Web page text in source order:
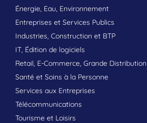
Énergie, Eau, Environnement
Entreprises et Services Publics
Industries, Construction et BTP
IT, Édition de logiciels
Retail, E-Commerce, Grande Distribution
Santé et Soins à la Personne
Services aux Entreprises
Télécommunications
Tourisme et Loisirs